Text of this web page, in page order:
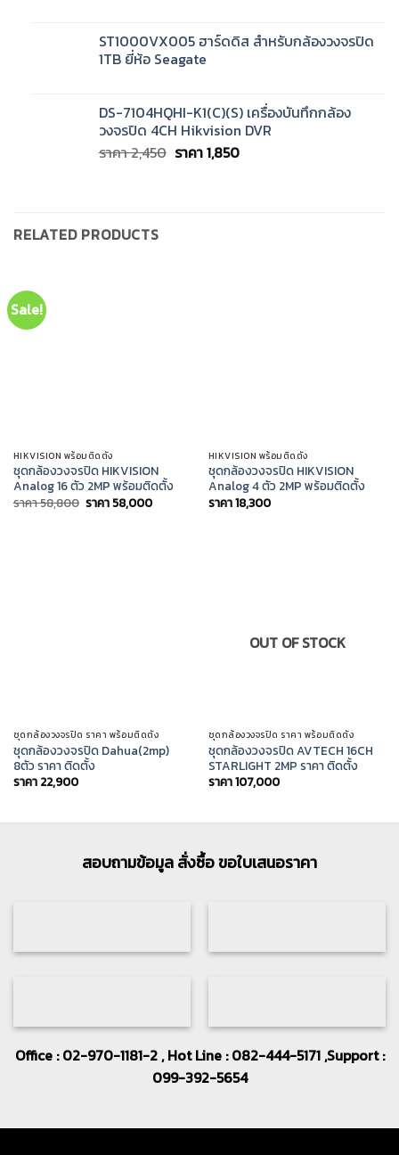
ST1000VX005 ฮาร์ดดิส สำหรับกล้องวงจรปิด
1TB ยี่ห้อ Seagate
DS-7104HQHI-K1(C)(S) เครื่องบันทึกกล้อง
วงจรปิด 4CH Hikvision DVR
ราคา2,450 Original
ราคา1,850Current
RELATED PRODUCTS
Sale!
HIKVISION พร้อมติดตั้ง
ชุดกล้องวงจรปิด HIKVISION
Analog 16 ตัว 2MP พร้อมติดตั้ง
ราคา58,800 Original
price
ราคา 58,000Current
price
HIKVISION พร้อมติดตั้ง
ชุดกล้องวงจรปิด HIKVISION
Analog 4 ตัว 2MP พร้อมติดตั้ง
ราคา18,300
ชุดกล้องวงจรปิด ราคา พร้อมติดตั้ง
ชุดกล้องวงจรปิด Dahua(2mp)
8ตัว ราคา ติดตั้ง
ราคา 22,900
OUT OF STOCK
ชุดกล้องวงจรปิด ราคา พร้อมติดตั้ง
ชุดกล้องวงจรปิด AVTECH 16CH
STARLIGHT 2MP ราคา ติดตั้ง
ราคา107,000
สอบถามข้อมูล สั่งซื้อ ขอใบเสนอราคา
Office : 02-970-1181-2 , Hot Line : 082-444-5171 ,Support :
099-392-5654